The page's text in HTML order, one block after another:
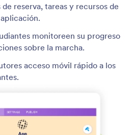
reserva, tareas y recursos de
monitoreen su progreso
sobre la marcha.
acceso móvil rápido a los